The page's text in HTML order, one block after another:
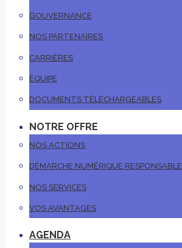
GOUVERNANCE
NOS PARTENAIRES
CARRIÈRES
ÉQUIPE
DOCUMENTS TÉLÉCHARGEABLES
NOTRE OFFRE
NOS ACTIONS
DÉMARCHE NUMÉRIQUE RESPONSABLE
NOS SERVICES
VOS AVANTAGES
AGENDA